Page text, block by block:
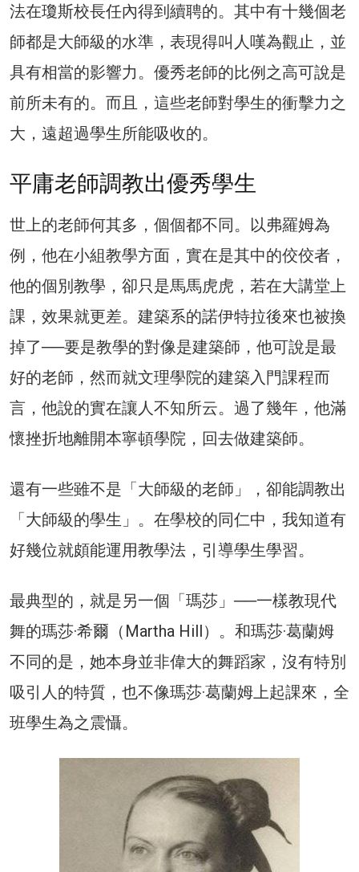
法在瓊斯校長任內得到續聘的。其中有十幾個老
師都是大師級的水準，表現得叫人嘆為觀止，並
具有相當的影響力。優秀老師的比例之高可說是
前所未有的。而且，這些老師對學生的衝擊力之
大，遠超過學生所能吸收的。
平庸老師調教出優秀學生
世上的老師何其多，個個都不同。以弗羅姆為
例，他在小組教學方面，實在是其中的佼佼者，
他的個別教學，卻只是馬馬虎虎，若在大講堂上
課，效果就更差。建築系的諾伊特拉後來也被換
掉了──要是教學的對像是建築師，他可說是最
好的老師，然而就文理學院的建築入門課程而
言，他說的實在讓人不知所云。過了幾年，他滿
懷挫折地離開本寧頓學院，回去做建築師。
還有一些雖不是「大師級的老師」，卻能調教出
「大師級的學生」。在學校的同仁中，我知道有
好幾位就頗能運用教學法，引導學生學習。
最典型的，就是另一個「瑪莎」──一樣教現代
舞的瑪莎·希爾（Martha Hill）。和瑪莎·葛蘭姆
不同的是，她本身並非偉大的舞蹈家，沒有特別
吸引人的特質，也不像瑪莎·葛蘭姆上起課來，全
班學生為之震懾。